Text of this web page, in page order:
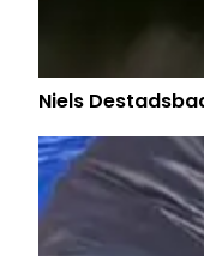
Niels